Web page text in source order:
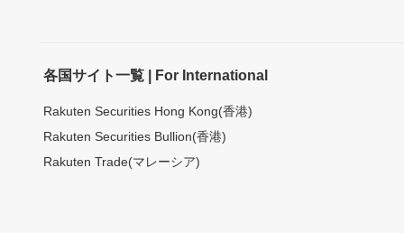
各国サイト一覧 | For International
Rakuten Securities Hong Kong(香港)
Rakuten Securities Bullion(香港)
Rakuten Trade(マレーシア)